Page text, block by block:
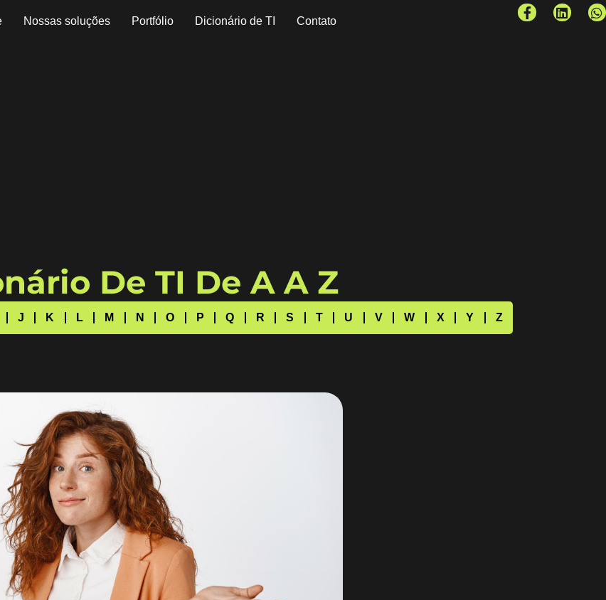
Nossas soluções Portfólio Dicionário de TI Contato
De TI De A A Z
J K L M N O P Q R S T U V W X Y Z